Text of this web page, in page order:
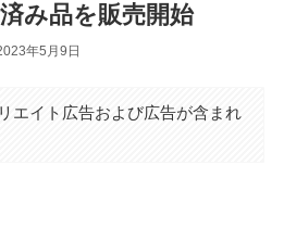
み品を販売開始
年5月9日
エイト広告および広告が含まれ